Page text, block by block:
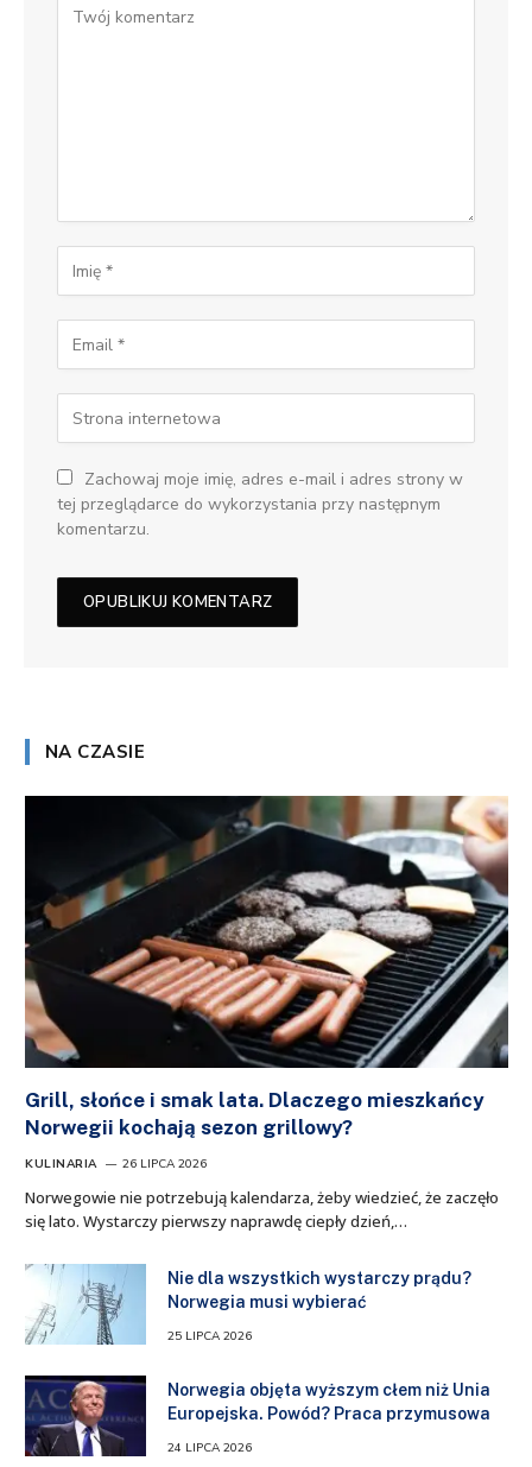
Zachowaj moje imię, adres e-mail i adres strony w
tej przeglądarce do wykorzystania przy następnym
komentarzu.
NA CZASIE
Grill, słońce i smak lata. Dlaczego mieszkańcy
Norwegii kochają sezon grillowy?
KULINARIA 26 LIPCA 2026
Norwegowie nie potrzebują kalendarza, żeby wiedzieć, że zaczęło
się lato. Wystarczy pierwszy naprawdę ciepły dzień,…
Nie dla wszystkich wystarczy prądu?
Norwegia musi wybierać
25 LIPCA 2026
Norwegia objęta wyższym cłem niż Unia
Europejska. Powód? Praca przymusowa
24 LIPCA 2026